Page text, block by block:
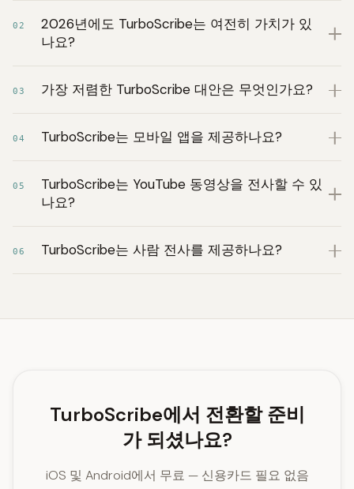
02
2026년에도 TurboScribe는 여전히 가치가 있
나요?
03 가장 저렴한 TurboScribe 대안은 무엇인가요?
04 TurboScribe는 모바일 앱을 제공하나요?
05
TurboScribe는 YouTube 동영상을 전사할 수 있
나요?
06 TurboScribe는 사람 전사를 제공하나요?
TurboScribe에서 전환할 준비
가 되셨나요?
iOS 및 Android에서 무료 — 신용카드 필요 없음